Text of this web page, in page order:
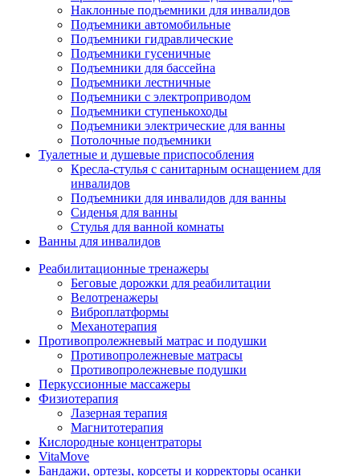
Наклонные подъемники для инвалидов
Подъемники автомобильные
Подъемники гидравлические
Подъемники гусеничные
Подъемники для бассейна
Подъемники лестничные
Подъемники с электроприводом
Подъемники ступенькоходы
Подъемники электрические для ванны
Потолочные подъемники
Туалетные и душевые приспособления
Кресла-стулья с санитарным оснащением для
инвалидов
Подъемники для инвалидов для ванны
Сиденья для ванны
Стулья для ванной комнаты
Ванны для инвалидов
Реабилитационные тренажеры
Беговые дорожки для реабилитации
Велотренажеры
Виброплатформы
Механотерапия
Противопролежневый матрас и подушки
Противопролежневые матрасы
Противопролежневые подушки
Перкуссионные массажеры
Физиотерапия
Лазерная терапия
Магнитотерапия
Кислородные концентраторы
VitaMove
Бандажи, ортезы, корсеты и корректоры осанки